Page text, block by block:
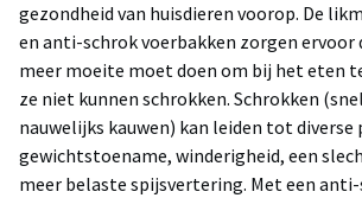
gezondheid van huisdieren voorop. De
en anti-schrok voerbakken zorgen ervoor
meer moeite moet doen om bij het eten
ze niet kunnen schrokken. Schrokken
nauwelijks kauwen) kan leiden tot
gewichtstoename, winderigheid, een
meer belaste spijsvertering. Met een